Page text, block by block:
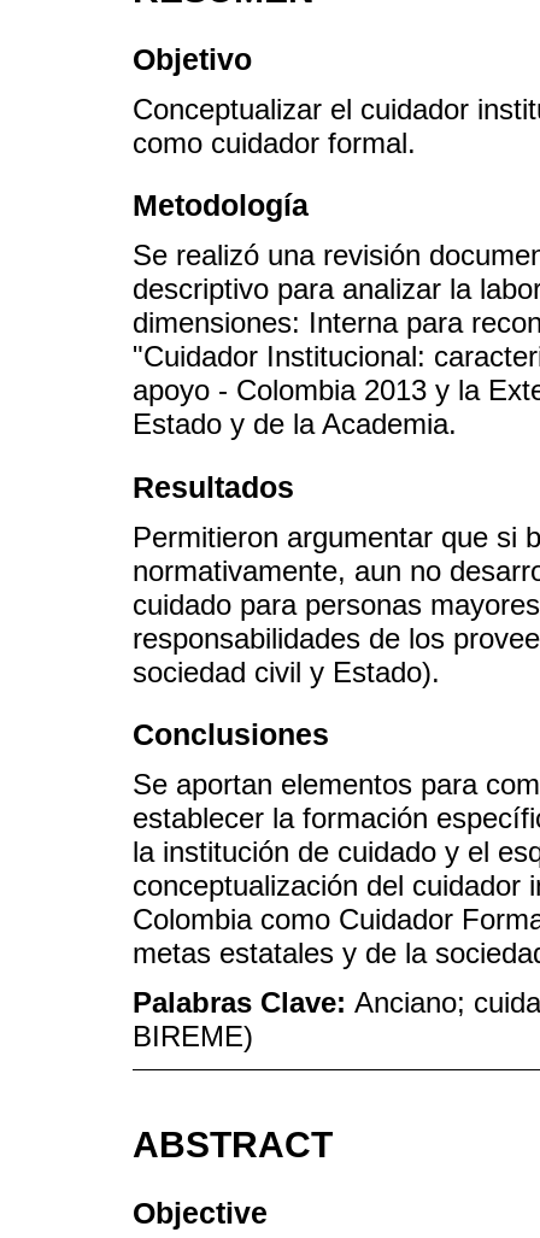
Objetivo
Conceptualizar el cuidador
como cuidador formal.
Metodología
Se realizó una revisión
descriptivo para analizar la
dimensiones: Interna para
"Cuidador Institucional:
apoyo - Colombia 2013 y la
Estado y de la Academia.
Resultados
Permitieron argumentar que si
normativamente, aun no
cuidado para personas
responsabilidades de los
sociedad civil y Estado).
Conclusiones
Se aportan elementos para
establecer la formación
la institución de cuidado y el
conceptualización del cuidador
Colombia como Cuidador
metas estatales y de la
Palabras Clave: Anciano;
BIREME)
ABSTRACT
Objective